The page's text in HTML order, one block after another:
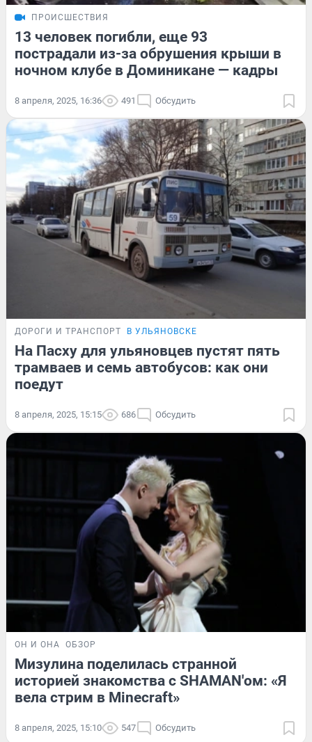
ПРОИСШЕСТВИЯ
13 человек погибли, еще 93
пострадали из-за обрушения крыши в
ночном клубе в Доминикане — кадры
8 апреля, 2025, 16:36 491 Обсудить
ДОРОГИ И ТРАНСПОРТ В УЛЬЯНОВСКЕ
На Пасху для ульяновцев пустят пять
трамваев и семь автобусов: как они
поедут
8 апреля, 2025, 15:15 686 Обсудить
ОН И ОНА ОБЗОР
Мизулина поделилась странной
историей знакомства с SHAMAN'ом: «Я
вела стрим в Minecraft»
8 апреля, 2025, 15:10 547 Обсудить